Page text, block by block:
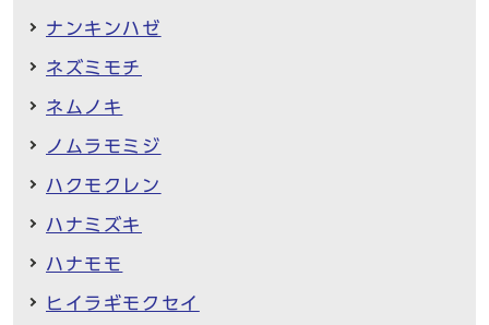
ナンキンハゼ
ネズミモチ
ネムノキ
ノムラモミジ
ハクモクレン
ハナミズキ
ハナモモ
ヒイラギモクセイ